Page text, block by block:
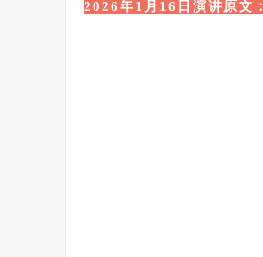
2026年1月16日演讲原文：